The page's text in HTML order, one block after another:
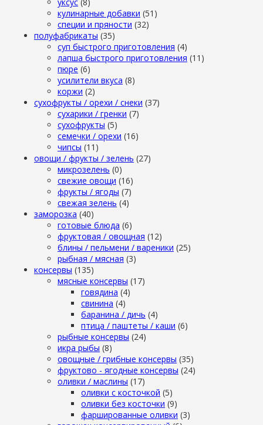
кулинарные добавки (51)
специи и пряности (32)
полуфабрикаты (35)
суп быстрого приготовления (4)
лапша быстрого приготовления (11)
пюре (6)
усилители вкуса (8)
коржи (2)
сухофрукты / орехи / снеки (37)
сухарики / гренки (7)
сухофрукты (5)
семечки / орехи (16)
чипсы (11)
овощи / фрукты / зелень (27)
микрозелень (0)
свежие овощи (16)
фрукты / ягоды (7)
свежая зелень (4)
заморозка (40)
готовые блюда (6)
фруктовая / овощная (12)
блины / пельмени / вареники (25)
рыбная / мясная (3)
консервы (135)
мясные консервы (17)
говядина (4)
свинина (4)
баранина / дичь (4)
птица / паштеты / каши (6)
рыбные консервы (24)
икра рыбы (8)
овощные / грибные консервы (35)
фруктово - ягодные консервы (24)
оливки / маслины (17)
оливки с косточкой (5)
оливки без косточки (9)
фаршированные оливки (3)